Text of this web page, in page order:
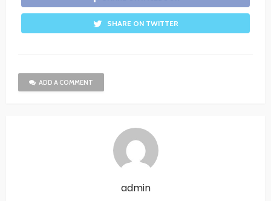
SHARE ON TWITTER
ADD A COMMENT
admin